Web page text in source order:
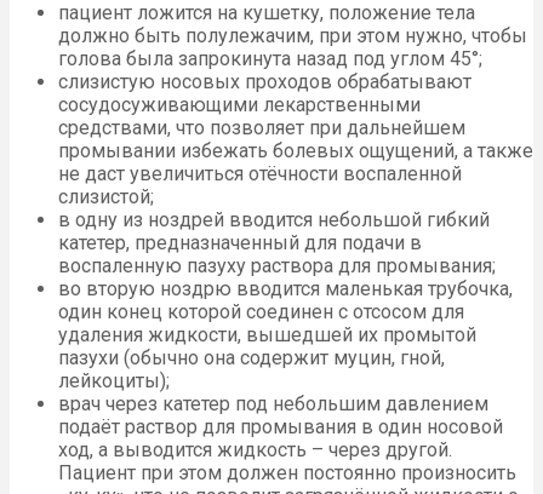
пациент ложится на кушетку, положение тела
должно быть полулежачим, при этом нужно, чтобы
голова была запрокинута назад под углом 45°;
слизистую носовых проходов обрабатывают
сосудосуживающими лекарственными
средствами, что позволяет при дальнейшем
промывании избежать болевых ощущений, а также
не даст увеличиться отёчности воспаленной
слизистой;
в одну из ноздрей вводится небольшой гибкий
катетер, предназначенный для подачи в
воспаленную пазуху раствора для промывания;
во вторую ноздрю вводится маленькая трубочка,
один конец которой соединен с отсосом для
удаления жидкости, вышедшей их промытой
пазухи (обычно она содержит муцин, гной,
лейкоциты);
врач через катетер под небольшим давлением
подаёт раствор для промывания в один носовой
ход, а выводится жидкость – через другой.
Пациент при этом должен постоянно произносить